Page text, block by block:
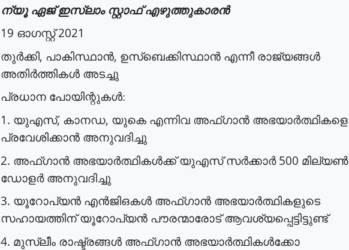
ന്യൂ ഏജ് ഇസ്ലാം സ്റ്റാഫ് എഴുത്തുകാരൻ
19 ഓഗസ്റ്റ് 2021
തുർക്കി, പാകിസ്ഥാൻ, ഉസ്ബെക്കിസ്ഥാൻ എന്നീ രാജ്യങ്ങൾ
അതിർത്തികൾ അടച്ചു
പ്രധാന പോയിന്റുകൾ:
1. യുഎസ്, കാനഡ, യുകെ എന്നിവ അഫ്ഗാൻ അഭയാർത്ഥികളെ
പ്രവേശിക്കാൻ അനുവദിച്ചു
2. അഫ്ഗാൻ അഭയാർത്ഥികൾക്ക് യുഎസ് സർക്കാർ 500 മില്യൺ
ഡോളർ അനുവദിച്ചു
3. യൂറോപ്യൻ എൻജിഒകൾ അഫ്ഗാൻ അഭയാർത്ഥികളുടെ
സഹായത്തിന് യൂറോപ്യൻ പൗരന്മാരോട് ആവശ്യപ്പെട്ടിട്ടുണ്ട്
4. മുസ്ലീം രാഷ്ട്രങ്ങൾ അഫ്ഗാൻ അഭയാർത്ഥികൾക്കോ